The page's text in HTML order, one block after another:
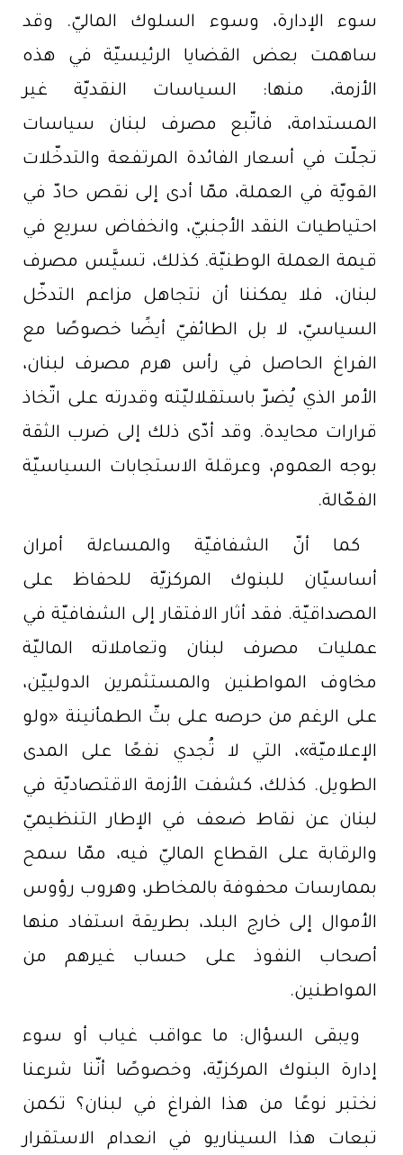
سوء الإدارة، وسوء السلوك الماليّ. وقد
ساهمت بعض القضايا الرئيسيّة في هذه
الأزمة، منها: السياسات النقديّة غير
المستدامة، فاتّبع مصرف لبنان سياسات
تجلّت في أسعار الفائدة المرتفعة والتدخّلات
القويّة في العملة، ممّا أدى إلى نقص حادّ في
احتياطيات النقد الأجنبيّ، وانخفاض سريع في
قيمة العملة الوطنيّة. كذلك، تسيَّس مصرف
لبنان، فلا يمكننا أن نتجاهل مزاعم التدخّل
السياسيّ، لا بل الطائفيّ أيضًا خصوصًا مع
الفراغ الحاصل في رأس هرم مصرف لبنان،
الأمر الذي يُضرّ باستقلاليّته وقدرته على اتّخاذ
قرارات محايدة. وقد أدّى ذلك إلى ضرب الثقة
بوجه العموم، وعرقلة الاستجابات السياسيّة
الفعّالة.
كما أنّ الشفافيّة والمساءلة أمران
أساسيّان للبنوك المركزيّة للحفاظ على
المصداقيّة. فقد أثار الافتقار إلى الشفافيّة في
عمليات مصرف لبنان وتعاملاته الماليّة
مخاوف المواطنين والمستثمرين الدولييّن،
على الرغم من حرصه على بثّ الطمأنينة «ولو
الإعلاميّة»، التي لا تُجدي نفعًا على المدى
الطويل. كذلك، كشفت الأزمة الاقتصاديّة في
لبنان عن نقاط ضعف في الإطار التنظيميّ
والرقابة على القطاع الماليّ فيه، ممّا سمح
بممارسات محفوفة بالمخاطر، وهروب رؤوس
الأموال إلى خارج البلد، بطريقة استفاد منها
أصحاب النفوذ على حساب غيرهم من
المواطنين.
ويبقى السؤال: ما عواقب غياب أو سوء
إدارة البنوك المركزيّة، وخصوصًا أنّنا شرعنا
نختبر نوعًا من هذا الفراغ في لبنان؟ تكمن
تبعات هذا السيناريو في انعدام الاستقرار